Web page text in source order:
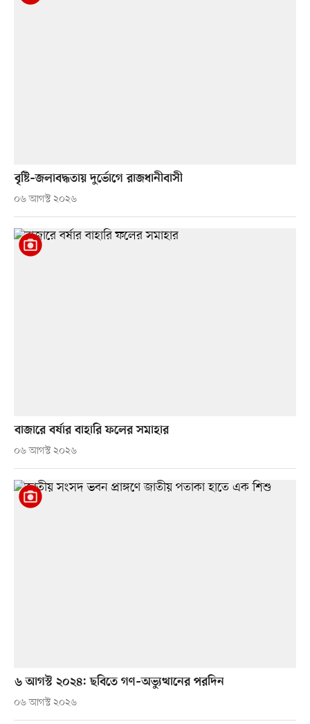
বৃষ্টি–জলাবদ্ধতায় দুর্ভোগে রাজধানীবাসী
০৬ আগস্ট ২০২৬
বাজারে বর্ষার বাহারি ফলের সমাহার
০৬ আগস্ট ২০২৬
৬ আগস্ট ২০২৪: ছবিতে গণ–অভ্যুত্থানের পরদিন
০৬ আগস্ট ২০২৬